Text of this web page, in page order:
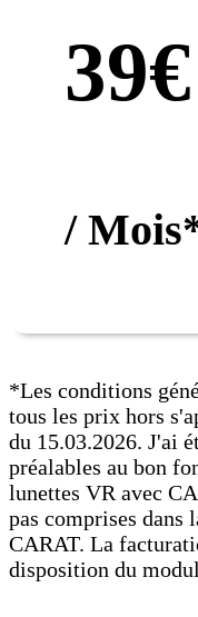
39€
/
*Les conditions
tous les prix hors
du 15.03.2026. J'ai
préalables au bon
lunettes VR avec
pas comprises dans
CARAT. La
disposition du